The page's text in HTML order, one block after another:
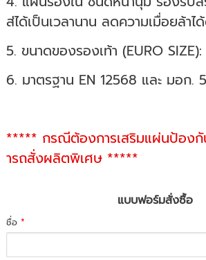
ส่ได้เป็นเวลานาน ลดความเมื่อยล้าไ
5. ขนาดของรองเท้า (EURO
6. มาตรฐาน EN 12568 และ มอก.
***** กรณีต้องการเสริมแผ่นป้องกัน
ารถสั่งผลิตพิเศษ *****
แบบฟอร์มสั่งซื้อ
ชื่อ*